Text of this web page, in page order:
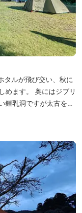
タルが飛び交い、秋に
にはジブリ
鍾乳洞ですが太古を想
です。 wi-fi完
た近くには廃校を活用